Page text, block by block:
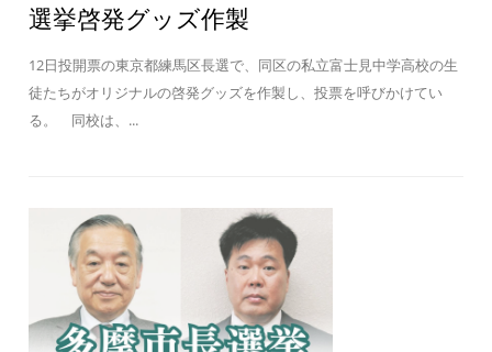
選挙啓発グッズ作製
12日投開票の東京都練馬区長選で、同区の私立富士見中学高校の生
徒たちがオリジナルの啓発グッズを作製し、投票を呼びかけてい
る。 同校は、...